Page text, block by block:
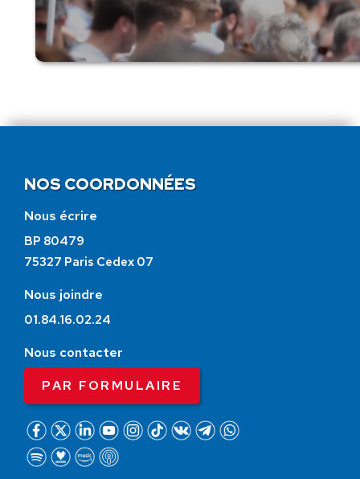
NOS COORDONNÉES
Nous écrire
BP 80479
75327 Paris Cedex 07
Nous joindre
01.84.16.02.24
Nous contacter
PAR FORMULAIRE